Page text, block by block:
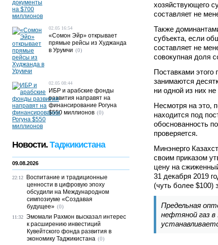
хозяйствующего
составляет не
Также
субъекта, если
составляет не
совокупная доля
Поставками этого
занимаются
ни одной из них
Несмотря на это,
находится под
обоснованность
проверяется.
Минэнерго
своим приказом
цену на
31 декабря 2019
(чуть более $100)
Предельная
нефтяной газ в
02.05 16:54
«Сомон Эйр» открывает
прямые рейсы из Худжанда
в Урумчи (0)
02.05 08:44
ИБР и арабские фонды
развития направят на
финансирование Рогуна
$550 миллионов (0)
Новости. Таджикистана
09.08.2026
22:12
Воспитание и традиционные
ценности в цифровую эпоху
обсудили на Международном
симпозиуме «Создавая
будущее» (0)
11:32 Эмомали Рахмон высказал интерес
к расширению инвестиций
Кувейтского фонда развития в
экономику Таджикистана (0)